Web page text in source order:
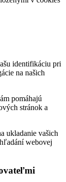
identifikáciu pri
na našich
pomáhajú
stránok a
ukladanie vašich
webovej